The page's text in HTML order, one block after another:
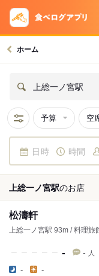
ホーム
上総一ノ宮駅
予算 空
日時 時間
上総一ノ宮駅のお店
松濤軒
上総一ノ宮駅 93m / 料理旅
- - 人
- -